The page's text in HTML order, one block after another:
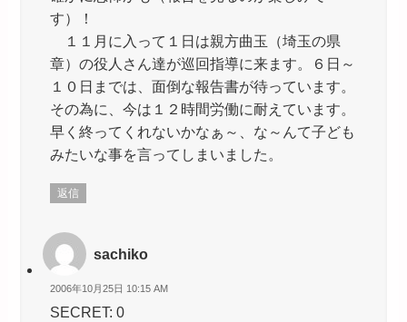
す）！
１１月に入って１日は親方曲玉（埼玉の県
章）の役人さん達が巡回指導に来ます。６日～
１０日までは、面倒な報告書が待っています。
その為に、今は１２時間労働に耐えています。
早く終ってくれないかなぁ～、な～んて子ども
みたいな事を言ってしまいました。
返信
sachiko
2006年10月25日 10:15 AM
SECRET: 0